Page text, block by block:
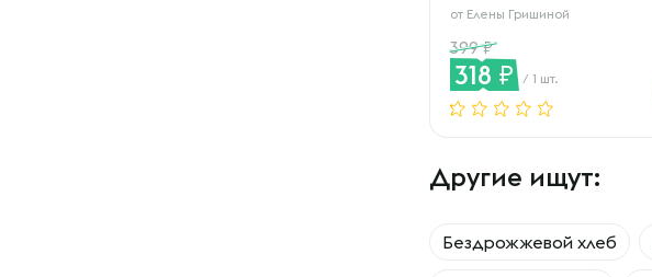
от Елены Гришиной
399
318 / 1 шт.
Другие ищут:
Бездрожжевой хлеб